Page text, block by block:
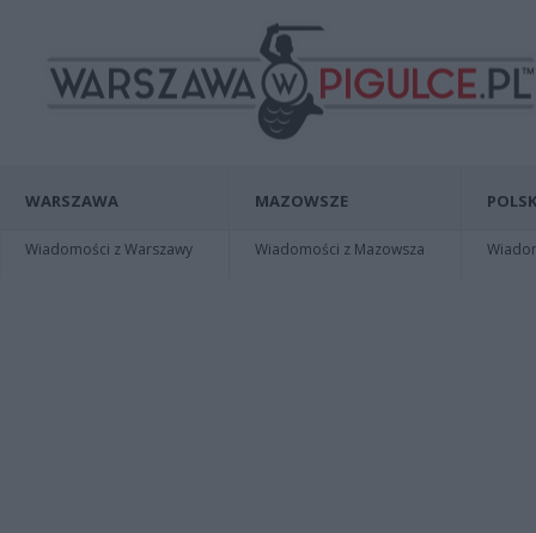
WARSZAWA
Wiadomości z Warszawy
MAZOWSZE
Wiadomości z Mazowsza